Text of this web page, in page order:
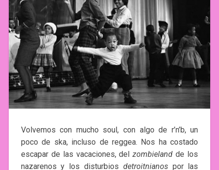
Volvemos con mucho soul, con algo de r’n’b, un
poco de ska, incluso de reggea. Nos ha costado
escapar de las vacaciones, delzombieland de los
nazarenos y los disturbios detroitnianospor las